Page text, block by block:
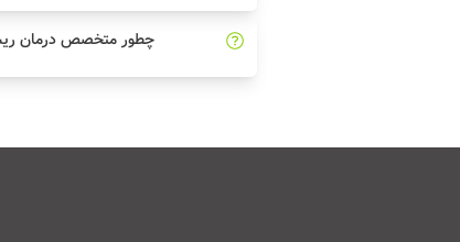
چطور متخصص درمان